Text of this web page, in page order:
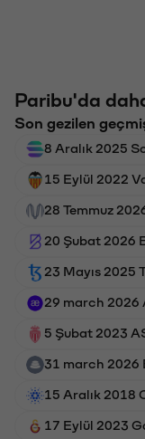
Paribu'da
Son gezilen
8 Aralık 2025
15 Eylül 2022
28 Temmuz
20 Şubat 2026
23 Mayıs 2025
29 march 2026
5 Şubat 2023
31 march 2026
15 Aralık 2018
17 Eylül 2023